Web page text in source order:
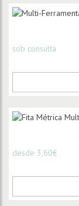
sob consulta
desde 3,60€